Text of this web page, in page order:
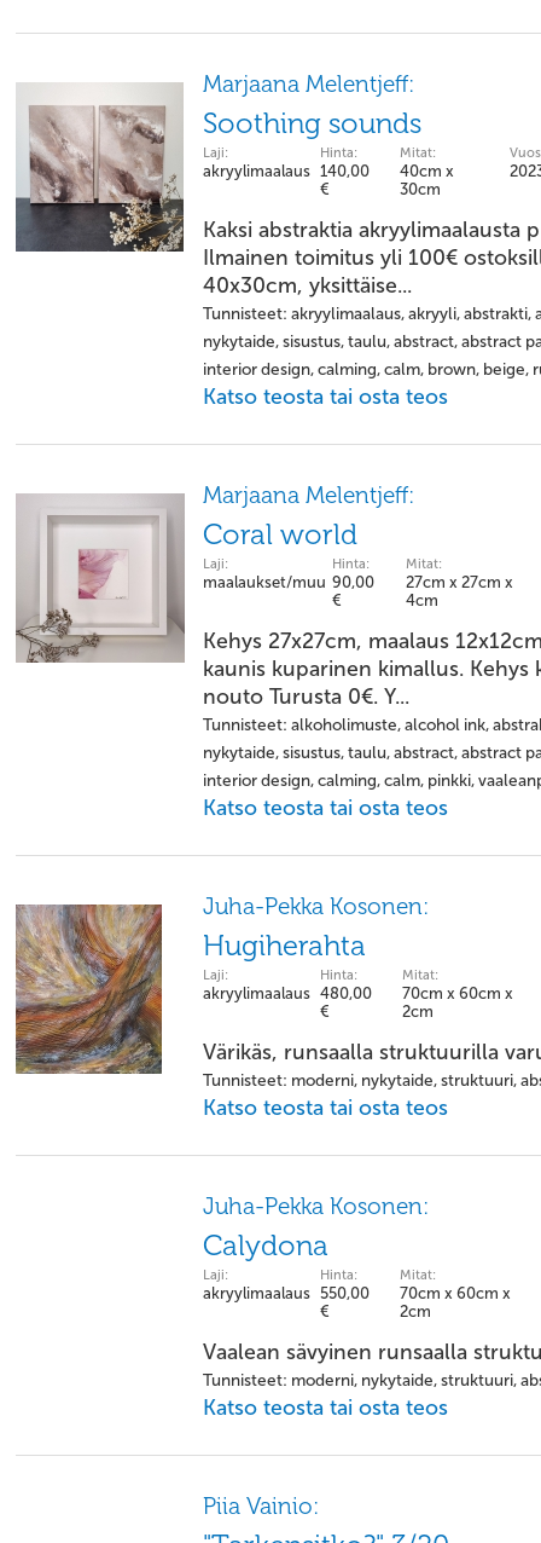
Marjaana Melentjeff:
Soothing sounds
Laji:
akryylimaalaus
Hinta:
140,00
€
Mitat:
40cm x
30cm
Kaksi abstraktia
Ilmainen toimitus yli 100€
40x30cm, yksittäise...
Tunnisteet: akryylimaalaus, akryyli, abstrakti,
nykytaide, sisustus, taulu, abstract, abstract
interior design, calming, calm, brown, beige,
Katso teosta tai osta teos
Marjaana Melentjeff:
Coral world
Laji:
maalaukset/muu
Hinta:
90,00
€
Mitat:
27cm x 27cm x
4cm
Kehys 27x27cm, maalaus
kaunis kuparinen kimallus.
nouto Turusta 0€. Y...
Tunnisteet: alkoholimuste, alcohol ink,
nykytaide, sisustus, taulu, abstract, abstract
interior design, calming, calm, pinkki,
Katso teosta tai osta teos
Juha-Pekka Kosonen:
Hugiherahta
Laji:
akryylimaalaus
Hinta:
480,00
€
Mitat:
70cm x 60cm x
2cm
Värikäs, runsaalla struktuurilla
Tunnisteet: moderni, nykytaide, struktuuri,
Katso teosta tai osta teos
Juha-Pekka Kosonen:
Calydona
Laji:
akryylimaalaus
Hinta:
550,00
€
Mitat:
70cm x 60cm x
2cm
Vaalean sävyinen runsaalla
Tunnisteet: moderni, nykytaide, struktuuri,
Katso teosta tai osta teos
Piia Vainio: